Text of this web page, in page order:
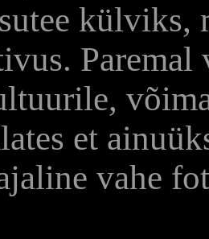
külviks,
et
vahe